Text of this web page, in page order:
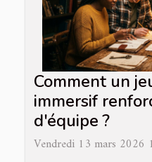
Comment un
immersif
d'équipe ?
Vendredi 13 mars 2026